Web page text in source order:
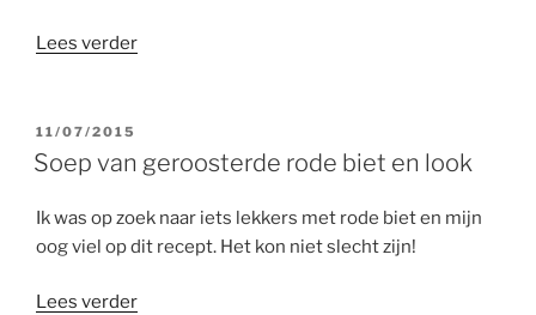
Lees verder“Brownies
GEPLAATST
OP
11/07/2015
Soep van geroosterde rode biet en look
Ik was op zoek naar iets lekkers met rode biet en mijn
oog viel op dit recept. Het kon niet slecht zijn!
Lees verder“Soep